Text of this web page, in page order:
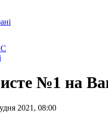
№1 на
2021, 08:00